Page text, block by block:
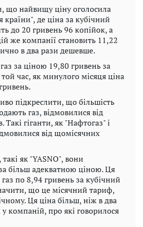
що найвищу ціну оголосила
країни", де ціна за кубічний
до 20 гривень 96 копійок, а
же компанії становить 11,22
в два рази дешевше.
за ціною 19,80 гривень за
час, як минулого місяця ціна
підкреслити, що більшість
газ, відмовилися від
Такі гіганти, як "Нафтогаз" і
від щомісячних
як "YASNO", вони
більш адекватною ціною. Ця
по 8,94 гривень за кубічний
що це місячний тариф,
Ця ціна більш, ніж в два
компаній, про які говорилося